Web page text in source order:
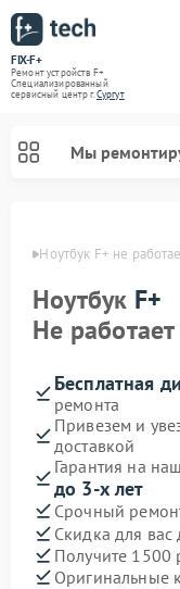
FIX-F+
Ремонт устройств F+
Специализированный
cервисный центр г.Сургут
Мы
Ноутбук F+ не
Ноутбук F+
Не
Бесплатная
ремонта
Привезем и
доставкой
Гарантия на
до 3-х лет
Срочный
Скидка для вас
Получите 1500
Оригинальные